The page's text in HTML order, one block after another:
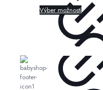
Výber možností